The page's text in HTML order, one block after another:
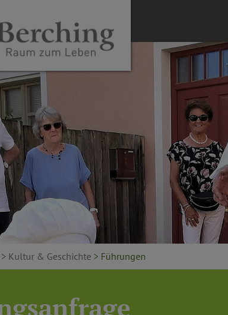
> Kultur & Geschichte > Führungen